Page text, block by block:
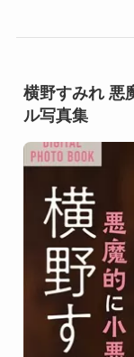
横野すみれ 悪
ル写真集